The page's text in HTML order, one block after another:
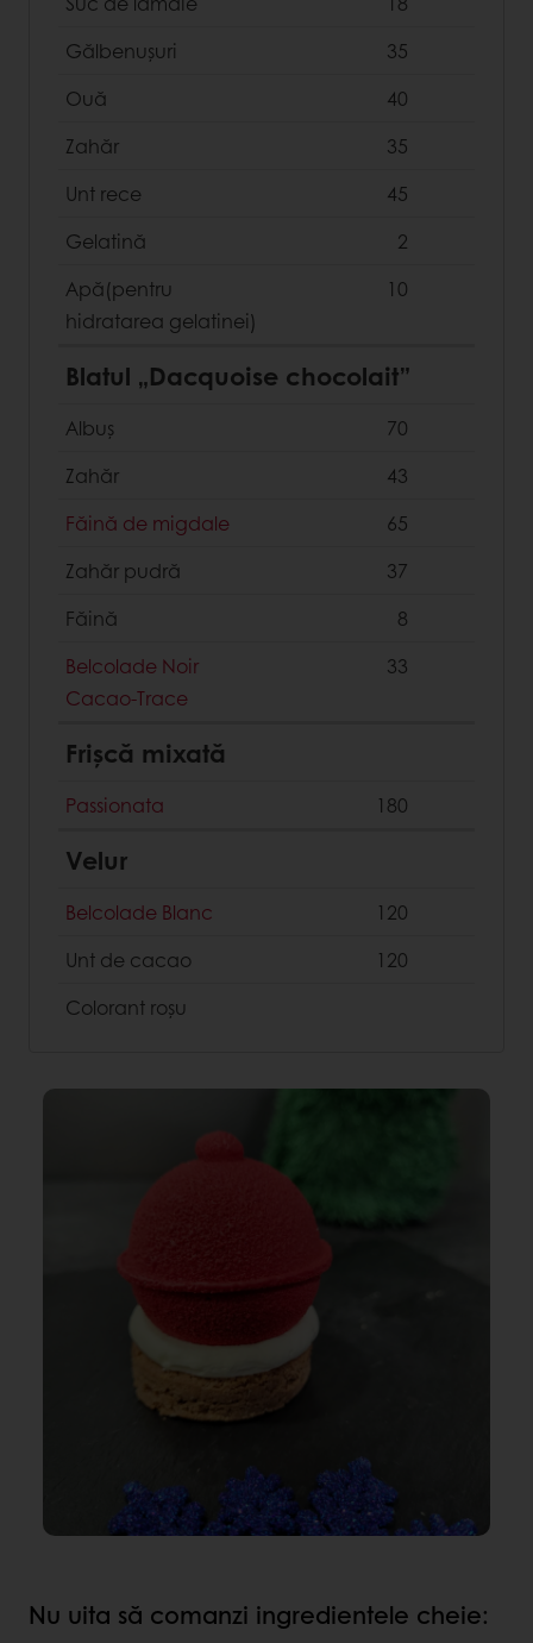
Gălbenușuri
35
Ouă
40
Zahăr
35
Unt rece
45
Gelatină
2
Apă(pentru
hidratarea gelatinei)
10
Blatul „Dacquoise chocolait”
Albuș
70
Zahăr
43
Făină de migdale
65
Zahăr pudră
37
Făină
8
Belcolade Noir
Cacao-Trace
33
Frișcă mixată
Passionata 180
Velur
Belcolade Blanc
120
Unt de cacao
120
Colorant roșu
Nu uita să comanzi ingredientele cheie: